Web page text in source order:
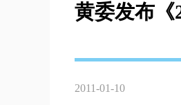
黄委发布《
2011-01-10